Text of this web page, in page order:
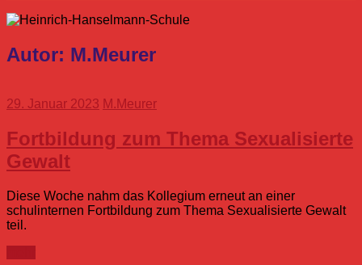
Autor: M.Meurer
29. Januar 2023 M.Meurer
Fortbildung zum Thema Sexualisierte
Gewalt
Diese Woche nahm das Kollegium erneut an einer
schulinternen Fortbildung zum Thema Sexualisierte Gewalt
teil.